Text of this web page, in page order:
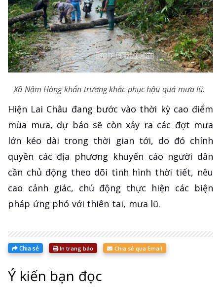
Xã Nậm Hàng khẩn trương khắc phục hậu quả mưa lũ.
Hiện Lai Châu đang bước vào thời kỳ cao điểm
mùa mưa, dự báo sẽ còn xảy ra các đợt mưa
lớn kéo dài trong thời gian tới, do đó chính
quyền các địa phương khuyến cáo người dân
cần chủ động theo dõi tình hình thời tiết, nêu
cao cảnh giác, chủ động thực hiện các biện
pháp ứng phó với thiên tai, mưa lũ.
Chia sẻ In trang báo Chia sẻ qua Email
Ý kiến bạn đọc